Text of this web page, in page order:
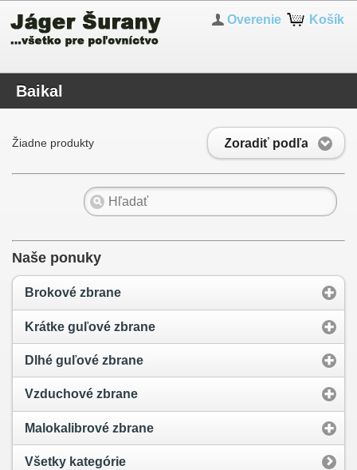
Košík
Overenie
Baikal
Zoradiť podľa
Žiadne produkty
Naše ponuky
Brokové zbrane
Krátke guľové zbrane
Dlhé guľové zbrane
Vzduchové zbrane
Malokalibrové zbrane
Všetky kategórie